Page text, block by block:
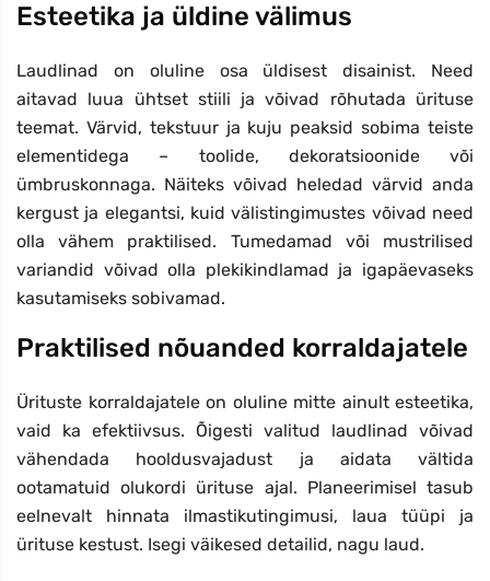
Esteetika ja üldine välimus
Laudlinad on oluline osa üldisest disainist. Need
aitavad luua ühtset stiili ja võivad rõhutada ürituse
teemat. Värvid, tekstuur ja kuju peaksid sobima teiste
elementidega – toolide, dekoratsioonide või
ümbruskonnaga. Näiteks võivad heledad värvid anda
kergust ja elegantsi, kuid välistingimustes võivad need
olla vähem praktilised. Tumedamad või mustrilised
variandid võivad olla plekikindlamad ja igapäevaseks
kasutamiseks sobivamad.
Praktilised nõuanded korraldajatele
Ürituste korraldajatele on oluline mitte ainult esteetika,
vaid ka efektiivsus. Õigesti valitud laudlinad võivad
vähendada hooldusvajadust ja aidata vältida
ootamatuid olukordi ürituse ajal. Planeerimisel tasub
eelnevalt hinnata ilmastikutingimusi, laua tüüpi ja
ürituse kestust. Isegi väikesed detailid, nagu laud.